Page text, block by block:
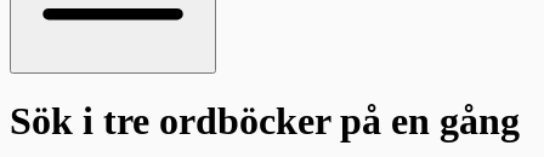
Sök i tre ordböckerpå en gång